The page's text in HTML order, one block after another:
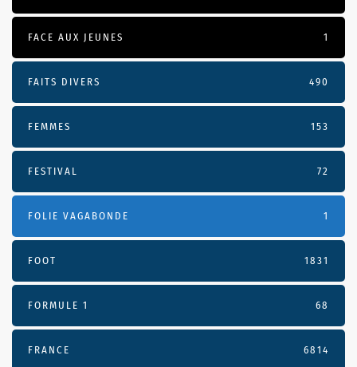
FACE AUX JEUNES 1
FAITS DIVERS 490
FEMMES 153
FESTIVAL 72
FOLIE VAGABONDE 1
FOOT 1831
FORMULE 1 68
FRANCE 6814